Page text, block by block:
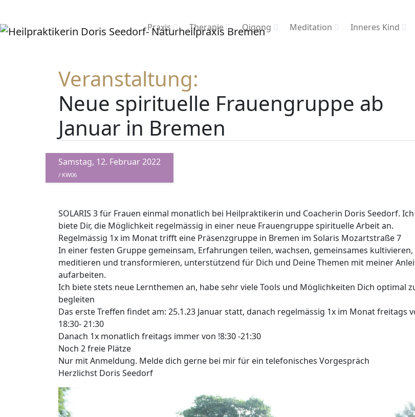
Praxis Therapie Qigong Meditation Inneres Kind
Veranstaltung:
Neue spirituelle Frauengruppe ab
Januar in Bremen
Samstag, 12. Februar 2022
/ KW06
SOLARIS 3 für Frauen einmal monatlich bei Heilpraktikerin und Coacherin Doris Seedorf. Ich
biete Dir, die Möglichkeit regelmässig in einer neue Frauengruppe spirituelle Arbeit an.
Regelmässig 1x im Monat trifft eine Präsenzgruppe in Bremen im Solaris Mozartstraße 7
In einer festen Gruppe gemeinsam, Erfahrungen teilen, wachsen, gemeinsames kultivieren,
meditieren und transformieren, unterstützend für Dich und Deine Themen mit meiner
aufarbeiten.
Ich biete stets neue Lernthemen an, habe sehr viele Tools und Möglichkeiten Dich optimal
begleiten
Das erste Treffen findet am: 25.1.23 Januar statt, danach regelmässig 1x im Monat freitags
18:30- 21:30
Danach 1x monatlich freitags immer von !8:30 -21:30
Noch 2 freie Plätze
Nur mit Anmeldung. Melde dich gerne bei mir für ein telefonisches Vorgespräch
Herzlichst Doris Seedorf